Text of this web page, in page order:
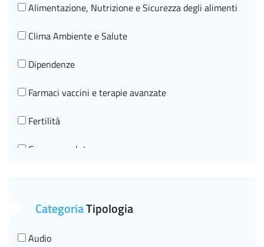
Alimentazione, Nutrizione e Sicurezza degli alimenti
Clima Ambiente e Salute
Dipendenze
Farmaci vaccini e terapie avanzate
Fertilità
Genere e salute
Malattie croniche e invecchiamento in salute
Malattie infettive HIV
CategoriaTipologia
Audio